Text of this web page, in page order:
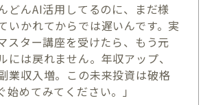
どんAI活用してるのに、まだ様
いかれてからでは遅いんです。実
スター講座を受けたら、もう元
には戻れません。年収アップ、
業収入増。この未来投資は破格
始めてみてください。」